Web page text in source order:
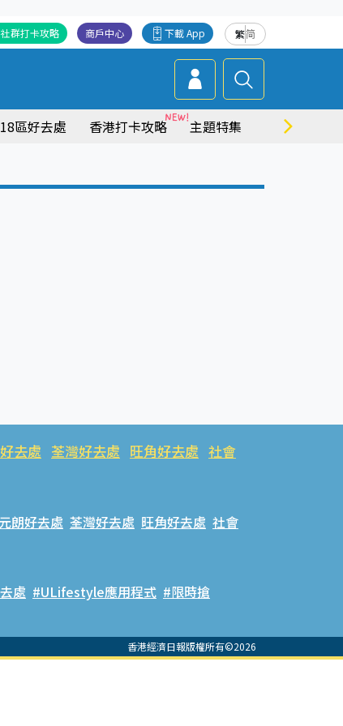
繁简
下載 App
商戶中心
社群打卡攻略
18區好去處 香港打卡攻略 主題特集 商場情報
去處 荃灣好去處 旺角好去處 社會
元朗好去處 荃灣好去處 旺角好去處 社會
處 #ULifestyle應用程式 #限時搶
香港經濟日報版權所有©2026